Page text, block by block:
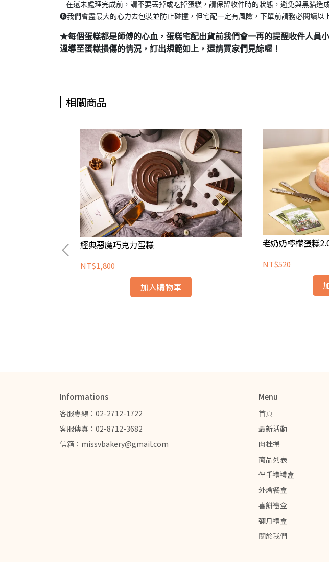
在還未處理完成前，請不要丟掉或吃掉蛋糕，請保留收件時的狀態，避免與黑貓造
➑我們會盡最大的心力去包裝並防止碰撞，但宅配一定有風險，下單前請務必閱讀以
★每個蛋糕都是師傅的心血，蛋糕宅配出貨前我們會一再的提醒收件人員
溫導至蛋糕損傷的情況，訂出規範如上，還請買家們見諒喔！
相關商品
經典惡魔巧克力蛋糕
NT$1,800
加入購物車
老奶奶檸檬蛋糕
NT$520
Informations
客服專線：02-2712-1722
客服傳真：02-8712-3682
信箱：missvbakery@gmail.com
Menu
首頁
最新活動
肉桂捲
商品列表
伴手禮禮盒
外燴餐盒
喜餅禮盒
彌月禮盒
關於我們